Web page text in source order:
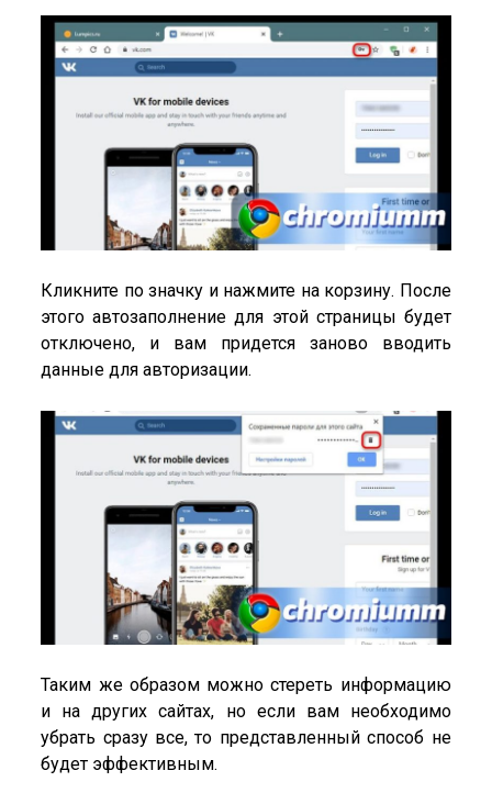
Кликните по значку и нажмите на корзину. После
этого автозаполнение для этой страницы будет
отключено, и вам придется заново вводить
данные для авторизации.
Таким же образом можно стереть информацию
и на других сайтах, но если вам необходимо
убрать сразу все, то представленный способ не
будет эффективным.